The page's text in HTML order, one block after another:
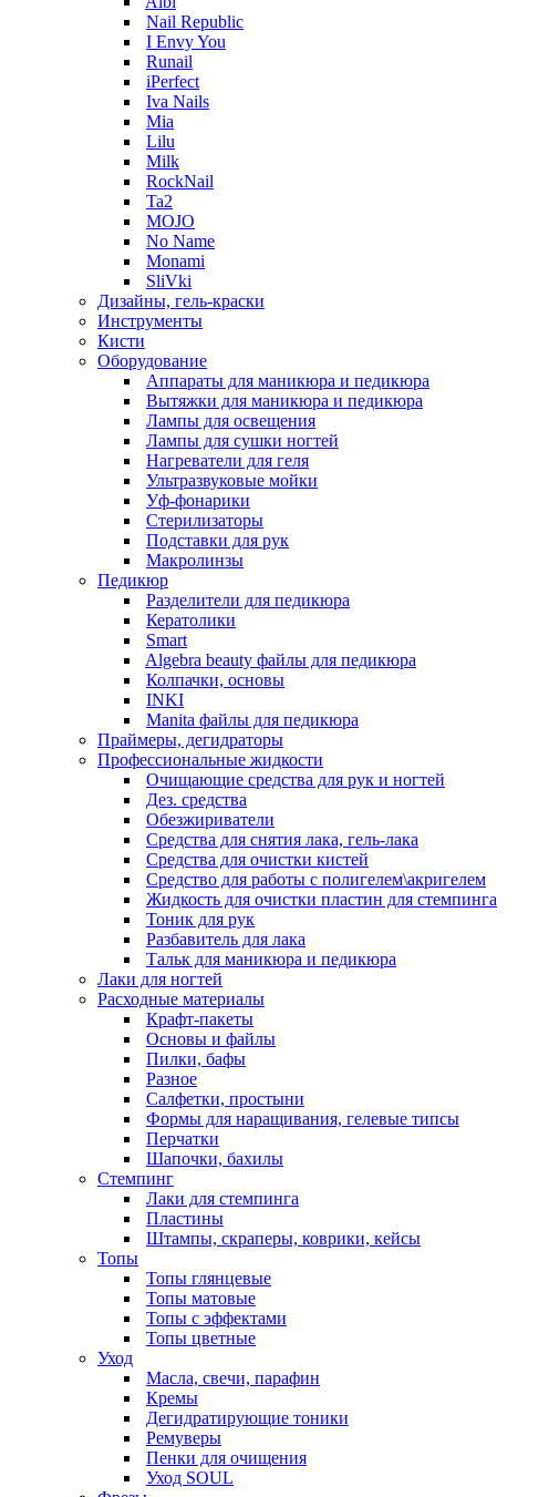
Nail Republic
I Envy You
Runail
iPerfect
Iva Nails
Mia
Lilu
Milk
RockNail
Ta2
MOJO
No Name
Monami
SliVki
Дизайны, гель-краски
Инструменты
Кисти
Оборудование
Аппараты для маникюра и педикюра
Вытяжки для маникюра и педикюра
Лампы для освещения
Лампы для сушки ногтей
Нагреватели для геля
Ультразвуковые мойки
Уф-фонарики
Стерилизаторы
Подставки для рук
Макролинзы
Педикюр
Разделители для педикюра
Кератолики
Smart
Algebra beauty файлы для педикюра
Колпачки, основы
INKI
Manita файлы для педикюра
Праймеры, дегидраторы
Профессиональные жидкости
Очищающие средства для рук и ногтей
Дез. средства
Обезжириватели
Средства для снятия лака, гель-лака
Средства для очистки кистей
Средство для работы с полигелем\акригелем
Жидкость для очистки пластин для стемпинга
Тоник для рук
Разбавитель для лака
Тальк для маникюра и педикюра
Лаки для ногтей
Расходные материалы
Крафт-пакеты
Основы и файлы
Пилки, бафы
Разное
Салфетки, простыни
Формы для наращивания, гелевые типсы
Перчатки
Шапочки, бахилы
Стемпинг
Лаки для стемпинга
Пластины
Штампы, скраперы, коврики, кейсы
Топы
Топы глянцевые
Топы матовые
Топы с эффектами
Топы цветные
Уход
Масла, свечи, парафин
Кремы
Дегидратирующие тоники
Ремуверы
Пенки для очищения
Уход SOUL